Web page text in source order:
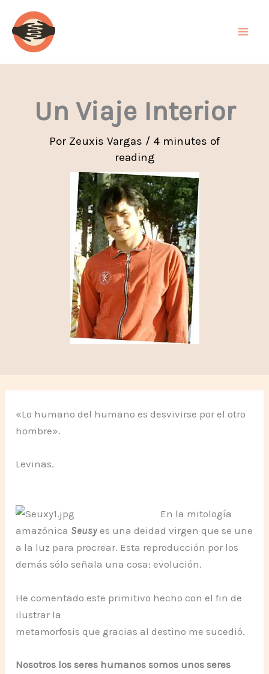
contenido
Un Viaje Interior
Por Zeuxis Vargas / 4 minutes of
reading
«Lo humano del humano es desvivirse por el otro
hombre».
Levinas.
En la mitología
amazónica Seusy es una deidad virgen que se une
a la luz para procrear. Esta reproducción por los
demás sólo señala una cosa: evolución.
He comentado este primitivo hecho con el fin de
ilustrar la
metamorfosis que gracias al destino me sucedió.
Nosotros los seres humanos somos unos seres